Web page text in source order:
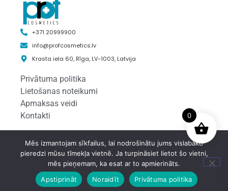
+371 20999900
info@profcosmetics.lv
Krasta iela 60, Rīga, LV-1003, Latvija
Privātuma politika
Lietošanas noteikumi
Apmaksas veidi
Kontakti
© 2025 Profcosmetics.lv
0
Mēs izmantojam sīkfailus, lai nodrošinātu jums vislabāko
pieredzi mūsu tīmekļa vietnē. Ja turpināsiet lietot šo vietni,
mēs pieņemam, ka esat ar to apmierināts.
Apstiprināt
Noraidīt Privātuma politika